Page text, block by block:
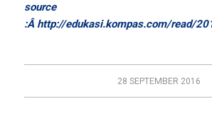
source
:Â http://edukasi.kompas.com/read/
28 SEPTEMBER 2016